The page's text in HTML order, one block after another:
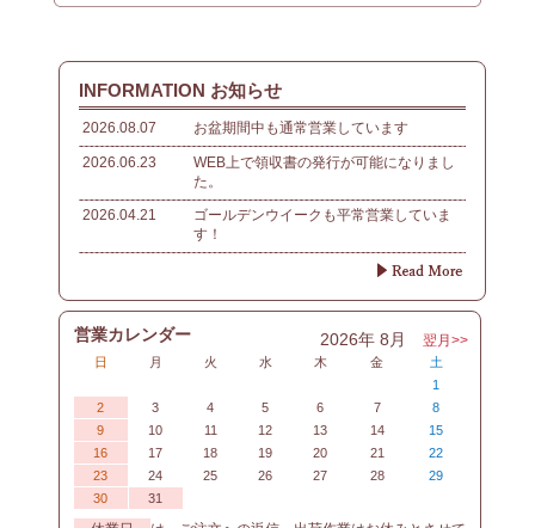
INFORMATION お知らせ
2026.08.07 お盆期間中も通常営業しています
2026.06.23
WEB上で領収書の発行が可能になりまし
た。
2026.04.21
ゴールデンウイークも平常営業していま
す！
営業カレンダー 2026年 8月翌月>>
日
月 火 水 木 金
土
1
2
3 4 5 6 7
8
9
10 11 12 13 14
15
16
17 18 19 20 21
22
23
24 25 26 27 28
29
30
31